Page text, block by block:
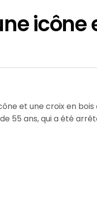
icône
et une croix en bois
55 ans, qui a été